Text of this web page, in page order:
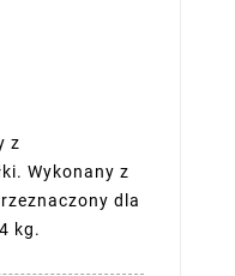
z
Wykonany z
dla
kg.